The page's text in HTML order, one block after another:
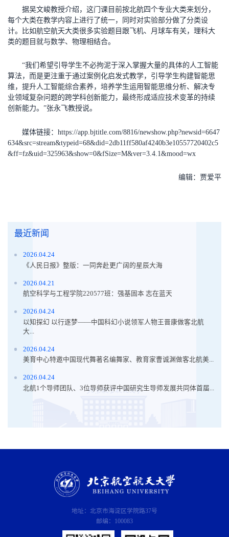
据吴文峻教授介绍，这门课目前按北航四个专业大类来划分，
每个大类在教学内容上进行了统一，同时对实验部分做了分类设
计。比如航空航天大类很多实验题目跟飞机、月球车有关，理科大
类的题目就与数学、物理相结合。
“我们希望引导学生不必拘泥于深入掌握大量的具体的人工智能
算法，而是更注重于通过案例化启发式教学，引导学生构建智能思
维，提升人工智能综合素养，培养学生运用智能思维分析、解决专
业领域复杂问题的跨学科创新能力，最终形成适应技术变革的持续
创新能力。”张永飞教授说。
媒体链接：https://app.bjtitle.com/8816/newshow.php?newsid=6647
634&src=stream&typeid=68&did=2db11ff580af4240b3e10557720402c5
&ff=fz&uid=325963&show=0&fSize=M&ver=3.4.1&mood=wx
编辑：贾爱平
最近新闻
2026.04.24
《人民日报》整版：一同奔赴更广阔的星辰大海
2026.04.21
航空科学与工程学院220577班：强基固本 志在蓝天
2026.04.24
以知探幻 以行逐梦——中国科幻小说领军人物王晋康做客北航
大...
2026.04.24
美育中心特邀中国现代舞著名编舞家、教育家曹诚渊做客北航美...
2026.04.24
北航1个导师团队、3位导师获评中国研究生导师发展共同体首届...
地址：北京市海淀区学院路37号
邮编：100083